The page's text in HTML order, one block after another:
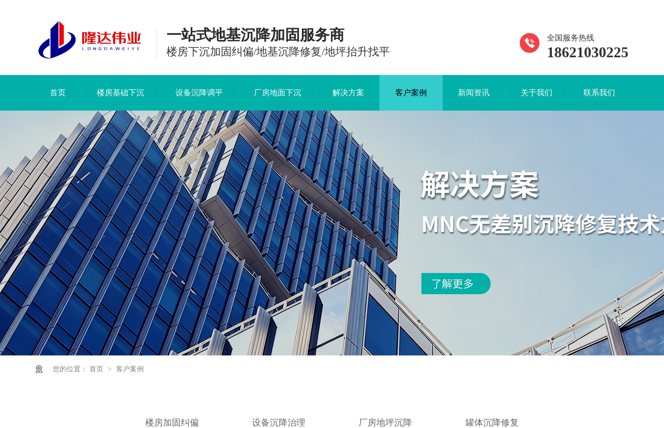
一站式地基沉降加固服务商
楼房下沉加固纠偏/地基沉降修复/地坪抬升找平
全国服务热线
18621030225
首页 楼房基础下沉 设备沉降调平 厂房地面下沉 解决方案 客户案例 新闻资讯 关于我们 联系我们
您的位置： 首页 > 客户案例
楼房加固纠偏 设备沉降治理 厂房地坪沉降 罐体沉降修复